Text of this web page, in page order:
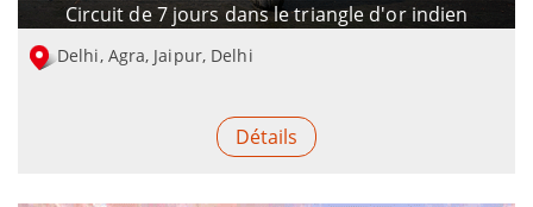
Circuit de 7 jours dans le triangle d'or indien
Delhi, Agra, Jaipur, Delhi
Détails